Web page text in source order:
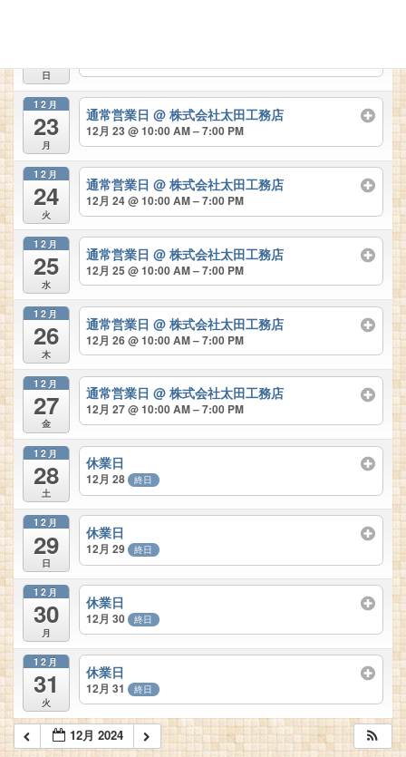
日
12月
23
月
通常営業日@ 株式会社太田工務店
12月 23 @ 10:00 AM – 7:00 PM
12月
24
火
通常営業日@ 株式会社太田工務店
12月 24 @ 10:00 AM – 7:00 PM
12月
25
水
通常営業日@ 株式会社太田工務店
12月 25 @ 10:00 AM – 7:00 PM
12月
26
木
通常営業日@ 株式会社太田工務店
12月 26 @ 10:00 AM – 7:00 PM
12月
27
金
通常営業日@ 株式会社太田工務店
12月 27 @ 10:00 AM – 7:00 PM
12月
28
土
休業日
12月 28 終日
12月
29
日
休業日
12月 29 終日
12月
30
月
休業日
12月 30 終日
12月
31
火
休業日
12月 31 終日
12月 2024